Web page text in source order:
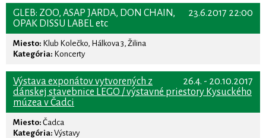
23.6.2017 22:00
GLEB: ZOO, ASAP JARDA, DON CHAIN,
OPAK DISSU LABEL etc
Miesto: Klub Kolečko, Hálkova 3, Žilina
Kategória: Koncerty
26.4. - 20.10.2017
Výstava exponátov vytvorených z
dánskej stavebnice LEGO / výstavné priestory Kysuckého
múzea v Čadci
Miesto: Čadca
Kategória: Výstavy